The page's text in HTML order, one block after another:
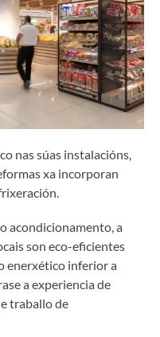
nas súas instalacións,
xa incorporan
acondicionamento, a
son eco-eficientes
enerxético inferior a
a experiencia de
traballo de